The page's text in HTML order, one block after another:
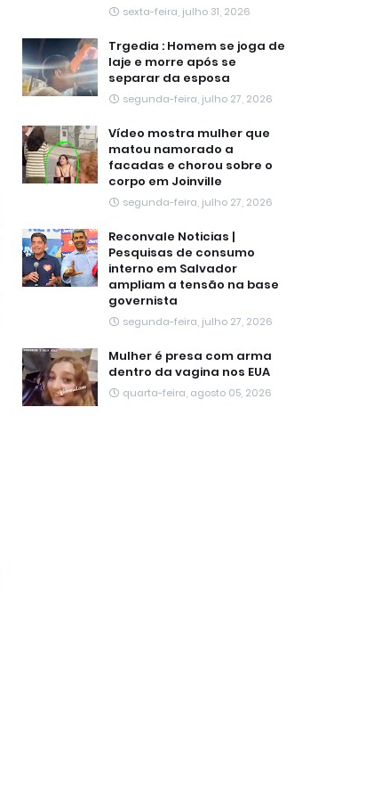
sexta-feira, julho 31, 2026
Trgedia : Homem se joga de
laje e morre após se
separar da esposa
segunda-feira, julho 27, 2026
Vídeo mostra mulher que
matou namorado a
facadas e chorou sobre o
corpo em Joinville
segunda-feira, julho 27, 2026
Reconvale Noticias |
Pesquisas de consumo
interno em Salvador
ampliam a tensão na base
governista
segunda-feira, julho 27, 2026
Mulher é presa com arma
dentro da vagina nos EUA
quarta-feira, agosto 05, 2026